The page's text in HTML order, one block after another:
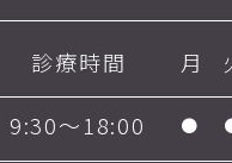
診療時間 月
9:30～18:00 ●